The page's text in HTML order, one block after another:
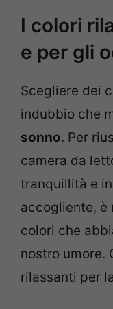
I colori
e per gli
Scegliere dei
indubbio che
sonno. Per
camera da
tranquillità e
accogliente, è
colori che
nostro umore.
rilassanti per